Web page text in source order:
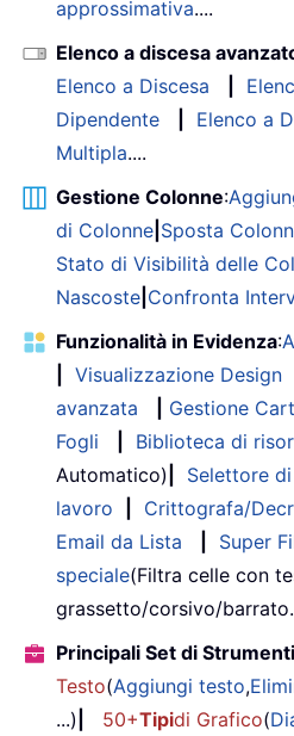
approssimativa....
Elenco a discesa
Elenco a Discesa
Dipendente
Elenco a
Multipla....
Gestione Colonne:
di Colonne Sposta
Stato di Visibilità delle
Nascoste Confronta
Funzionalità in Evidenza:
Visualizzazione Design
avanzata
Gestione
Fogli
Biblioteca di
Automatico)
Selettore
lavoro
Crittografa/
Email da Lista
Super
speciale(Filtra celle con
grassetto/corsivo/
Principali Set di
Testo(Aggiungi testo,
...)
50+Tipidi Grafico(